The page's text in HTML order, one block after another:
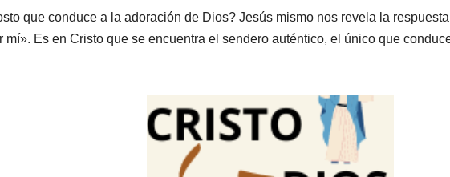
que conduce a la adoración de Dios? Jesús mismo nos revela la
Es en Cristo que se encuentra el sendero auténtico, el único que